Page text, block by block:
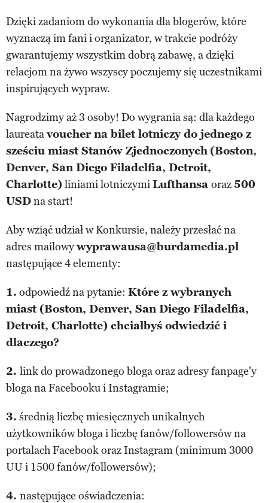
Dzięki zadaniom do wykonania dla blogerów, które
wyznaczą im fani i organizator, w trakcie podróży
gwarantujemy wszystkim dobrą zabawę, a dzięki
relacjom na żywo wszyscy poczujemy się uczestnikami
inspirujących wypraw.
Nagrodzimy aż 3 osoby! Do wygrania są: dla każdego
laureatavoucher na bilet lotniczy do jednego z
sześciu miast Stanów Zjednoczonych (Boston,
Denver, San Diego Filadelfia, Detroit,
Charlotte) liniami lotniczymiLufthansa oraz 500
USDna start!
Aby wziąć udział w Konkursie, należy przesłać na
adres mailowywyprawausa@burdamedia.pl
następujące 4 elementy:
1. odpowiedź na pytanie: Które z wybranych
miast (Boston, Denver, San Diego Filadelfia,
Detroit, Charlotte) chciałbyś odwiedzić i
dlaczego?
2. link do prowadzonego bloga oraz adresy fanpage'y
bloga na Facebooku i Instagramie;
3. średnią liczbę miesięcznych unikalnych
użytkowników bloga i liczbę fanów/followersów na
portalach Facebook oraz Instagram (minimum 3000
UU i 1500 fanów/followersów);
4. następujące oświadczenia: